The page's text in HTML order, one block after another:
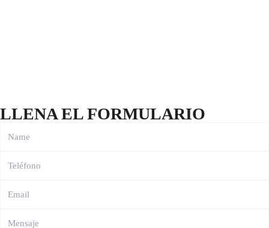
LLENA EL FORMULARIO